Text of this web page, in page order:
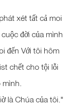
xét tất cả moi
đời của mình
đến Với tôi hôm
chết cho tội lỗi
mình.
là Chúa của tôi."